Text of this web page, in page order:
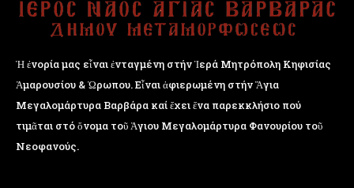
Ἡ ἐνορία μας εἶναι ἐνταγμένη στήν Ἱερά Μητρόπολη Κηφισίας
Ἁμαρουσίου & Ὠρωπου. Εἶναι ἀφιερωμένη στήν Ἅγια
Μεγαλομάρτυρα Βαρβάρα καί ἔχει ἕνα παρεκκλήσιο πού
τιμᾶται στό ὄνομα τοῦ Ἁγιου Μεγαλομάρτυρα Φανουρίου τοῦ
Νεοφανούς.